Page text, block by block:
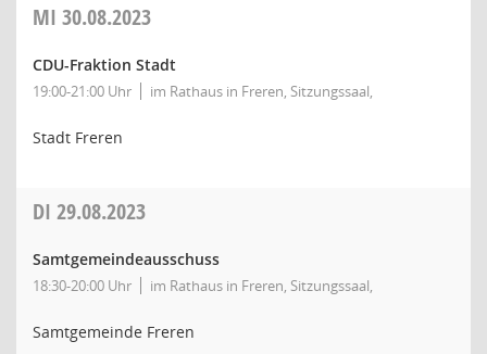
MI 30.08.2023
CDU-Fraktion Stadt
19:00-21:00 Uhr im Rathaus in Freren, Sitzungssaal,
Stadt Freren
DI 29.08.2023
Samtgemeindeausschuss
18:30-20:00 Uhr im Rathaus in Freren, Sitzungssaal,
Samtgemeinde Freren